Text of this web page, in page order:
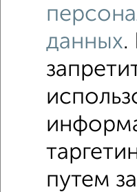
Поиск по схожим
Кировский район
С холодильником С
С кондиционером
площадью от 60 м² В
С удобствами
данных.
путем